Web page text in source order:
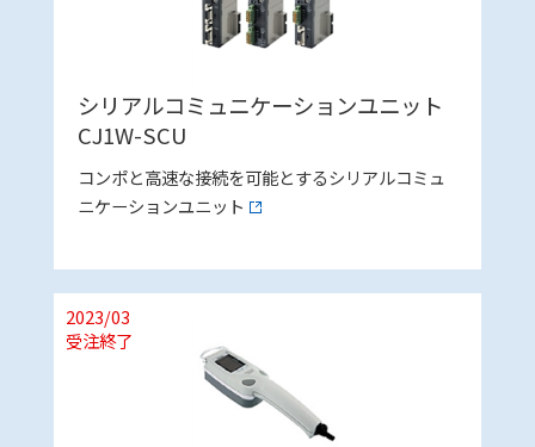
シリアルコミュニケーションユニット
CJ1W-SCU
コンポと高速な接続を可能とするシリアルコミュ
ニケーションユニット
2023/03
受注終了